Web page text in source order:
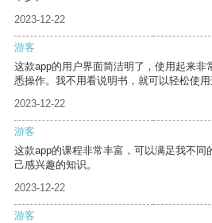
2023-12-22
游客
这款app的用户界面简洁明了，使用起来非
悉操作。我不用看说明书，就可以轻松使用
2023-12-22
游客
这款app的课程非常丰富，可以满足我不同
己感兴趣的知识。
2023-12-22
游客